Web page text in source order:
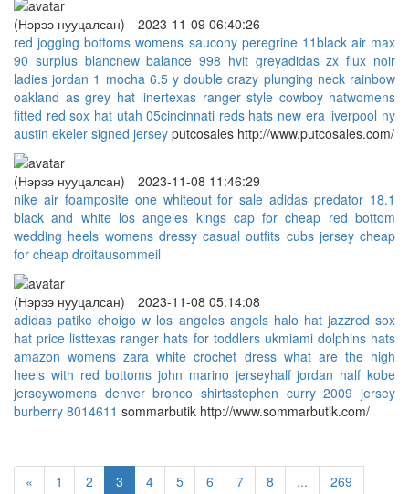
(Нэрээ нууцалсан)
2023-11-09 06:40:26
red jogging bottoms womens saucony peregrine 11black air max
90 surplus blancnew balance 998 hvit greyadidas zx flux noir
ladies jordan 1 mocha 6.5 y double crazy plunging neck rainbow
oakland as grey hat linertexas ranger style cowboy hatwomens
fitted red sox hat utah 05cincinnati reds hats new era liverpool ny
austin ekeler signed jersey putcosales http://www.putcosales.com/
(Нэрээ нууцалсан)
2023-11-08 11:46:29
nike air foamposite one whiteout for sale adidas predator 18.1
black and white los angeles kings cap for cheap red bottom
wedding heels womens dressy casual outfits cubs jersey cheap
for cheap droitausommeil
(Нэрээ нууцалсан)
2023-11-08 05:14:08
adidas patike choigo w los angeles angels halo hat jazzred sox
hat price listtexas ranger hats for toddlers ukmiami dolphins hats
amazon womens zara white crochet dress what are the high
heels with red bottoms john marino jerseyhalf jordan half kobe
jerseywomens denver bronco shirtsstephen curry 2009 jersey
burberry 8014611 sommarbutik http://www.sommarbutik.com/
« 1 2 3 4 5 6 7 8 ...
269